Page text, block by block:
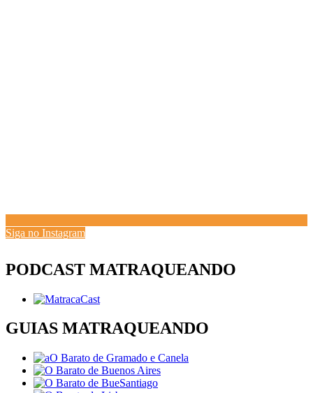
Siga no Instagram
PODCAST MATRAQUEANDO
GUIAS MATRAQUEANDO